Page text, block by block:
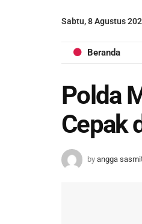
Sabtu, 8 Agustus
Beranda
Polda
Cepak
by angga